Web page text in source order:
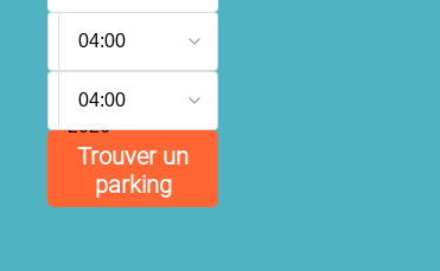
août
2026
04:00
août
2026
04:00
Trouver un
parking